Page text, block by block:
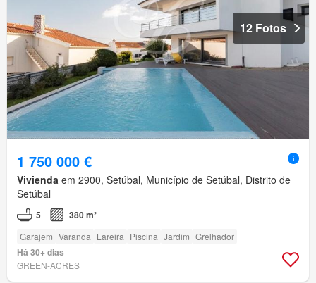
12 Fotos
1 750 000 €
Vivienda em 2900, Setúbal, Município de Setúbal, Distrito de
Setúbal
5 380 m²
Garajem Varanda Lareira Piscina Jardim Grelhador
Há 30+ dias
GREEN-ACRES